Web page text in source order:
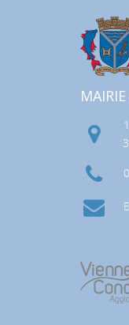
RISQUES MAJEURS (DICRIM)